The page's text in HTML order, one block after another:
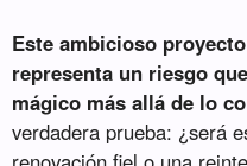
Este ambicioso
representa un riesgo
mágico más allá de lo
verdadera prueba: ¿será